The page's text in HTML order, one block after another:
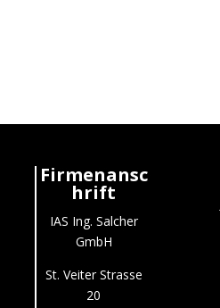
Firmenansc
hrift
IAS Ing. Salcher
GmbH
St. Veiter Strasse
20